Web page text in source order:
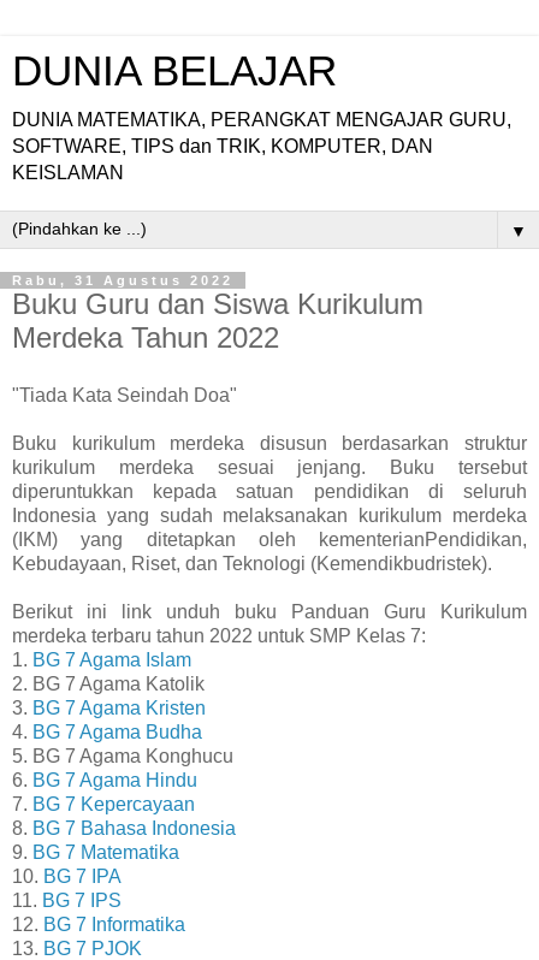
DUNIA BELAJAR
DUNIA MATEMATIKA, PERANGKAT MENGAJAR GURU,
SOFTWARE, TIPS dan TRIK, KOMPUTER, DAN
KEISLAMAN
▼
Rabu, 31 Agustus 2022
Buku Guru dan Siswa Kurikulum
Merdeka Tahun 2022
"Tiada Kata Seindah Doa"
Buku kurikulum merdeka disusun berdasarkan struktur
kurikulum merdeka sesuai jenjang. Buku tersebut
diperuntukkan kepada satuan pendidikan di seluruh
Indonesia yang sudah melaksanakan kurikulum merdeka
(IKM) yang ditetapkan oleh kementerianPendidikan,
Kebudayaan, Riset, dan Teknologi (Kemendikbudristek).
Berikut ini link unduh buku Panduan Guru Kurikulum
merdeka terbaru tahun 2022 untuk SMP Kelas 7:
1. BG 7 Agama Islam
2. BG 7 Agama Katolik
3. BG 7 Agama Kristen
4. BG 7 Agama Budha
5. BG 7 Agama Konghucu
6. BG 7 Agama Hindu
7. BG 7 Kepercayaan
8. BG 7 Bahasa Indonesia
9. BG 7 Matematika
10. BG 7 IPA
11. BG 7 IPS
12. BG 7 Informatika
13. BG 7 PJOK